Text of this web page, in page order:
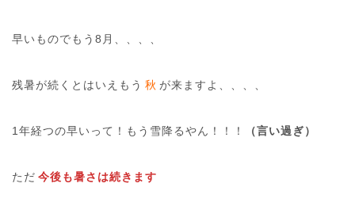
早いものでもう8月、、、、
残暑が続くとはいえもう 秋 が来ますよ、、、、
1年経つの早いって！もう雪降るやん！！！ （言い過ぎ）
ただ 今後も暑さは続きます